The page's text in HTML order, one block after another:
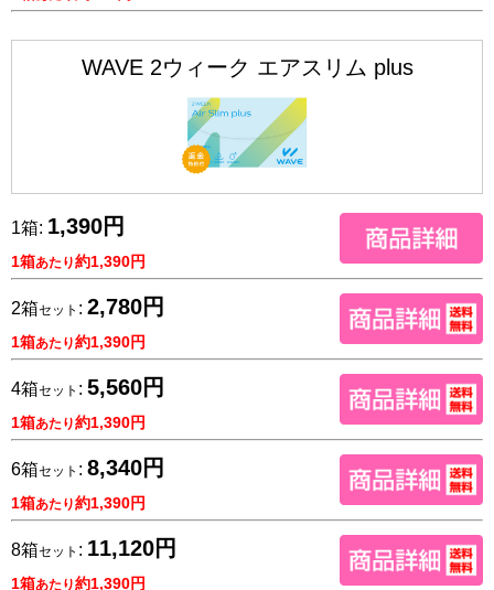
WAVE 2ウィーク エアスリム plus
1箱: 1,390円
1箱あたり約1,390円
2箱セット : 2,780円
1箱あたり約1,390円
4箱セット : 5,560円
1箱あたり約1,390円
6箱セット : 8,340円
1箱あたり約1,390円
8箱セット : 11,120円
1箱あたり約1,390円